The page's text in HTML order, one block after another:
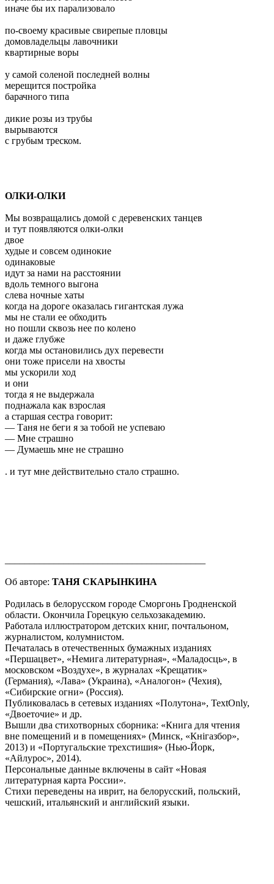
иначе бы их парализовало
по-своему красивые свирепые пловцы
домовладельцы лавочники
квартирные воры
у самой соленой последней волны
мерещится постройка
барачного типа
дикие розы из трубы
вырываются
с грубым треском.
ОЛКИ-ОЛКИ
Мы возвращались домой с деревенских танцев
и тут появляются олки-олки
двое
худые и совсем одинокие
одинаковые
идут за нами на расстоянии
вдоль темного выгона
слева ночные хаты
когда на дороге оказалась гигантская лужа
мы не стали ее обходить
но пошли сквозь нее по колено
и даже глубже
когда мы остановились дух перевести
они тоже присели на хвосты
мы ускорили ход
и они
тогда я не выдержала
поднажала как взрослая
а старшая сестра говорит:
— Таня не беги я за тобой не успеваю
— Мне страшно
— Думаешь мне не страшно
. и тут мне действительно стало страшно.
Об авторе: ТАНЯ СКАРЫНКИНА
Родилась в белорусском городе Сморгонь Гродненской
области. Окончила Горецкую сельхозакадемию.
Работала иллюстратором детских книг, почтальоном,
журналистом, колумнистом.
Печаталась в отечественных бумажных изданиях
«Першацвет», «Немига литературная», «Маладосць», в
московском «Воздухе», в журналах «Крещатик»
(Германия), «Лава» (Украина), «Аналогон» (Чехия),
«Сибирские огни» (Россия).
Публиковалась в сетевых изданиях «Полутона», TextOnly,
«Двоеточие» и др.
Вышли два стихотворных сборника: «Книга для чтения
вне помещений и в помещениях» (Минск, «Кнігазбор»,
2013) и «Португальские трехстишия» (Нью-Йорк,
«Айлурос», 2014).
Персональные данные включены в сайт «Новая
литературная карта России».
Стихи переведены на иврит, на белорусский, польский,
чешский, итальянский и английский языки.